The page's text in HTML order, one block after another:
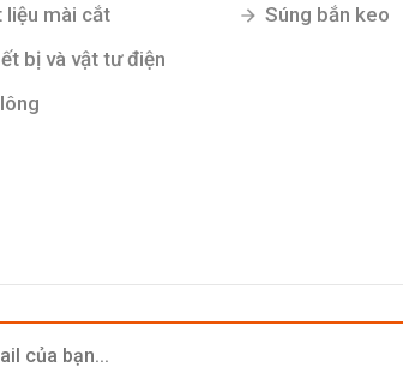
liệu mài cắt
bị và vật tư điện
Súng bắn keo